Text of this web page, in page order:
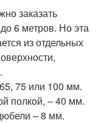
заказать
6 метров. Но эта
из отдельных
75 или 100 мм.
полкой, – 40 мм.
– 8 мм.